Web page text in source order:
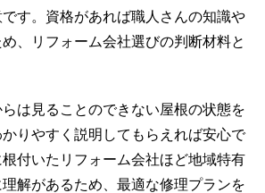
す。資格があれば職人さんの知識や
、リフォーム会社選びの判断材料と
は見ることのできない屋根の状態を
りやすく説明してもらえれば安心で
付いたリフォーム会社ほど地域特有
解があるため、最適な修理プランを